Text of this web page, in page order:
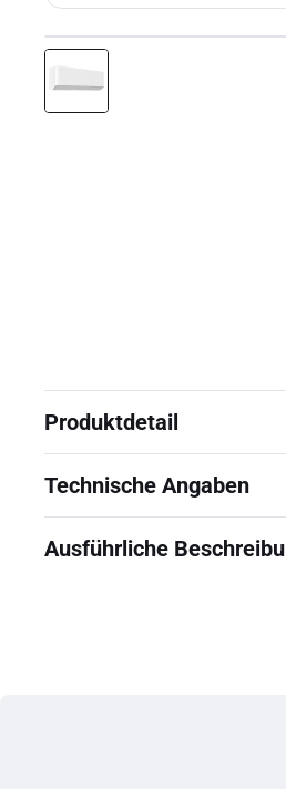
Produktdetail
Technische Angaben
Ausführliche